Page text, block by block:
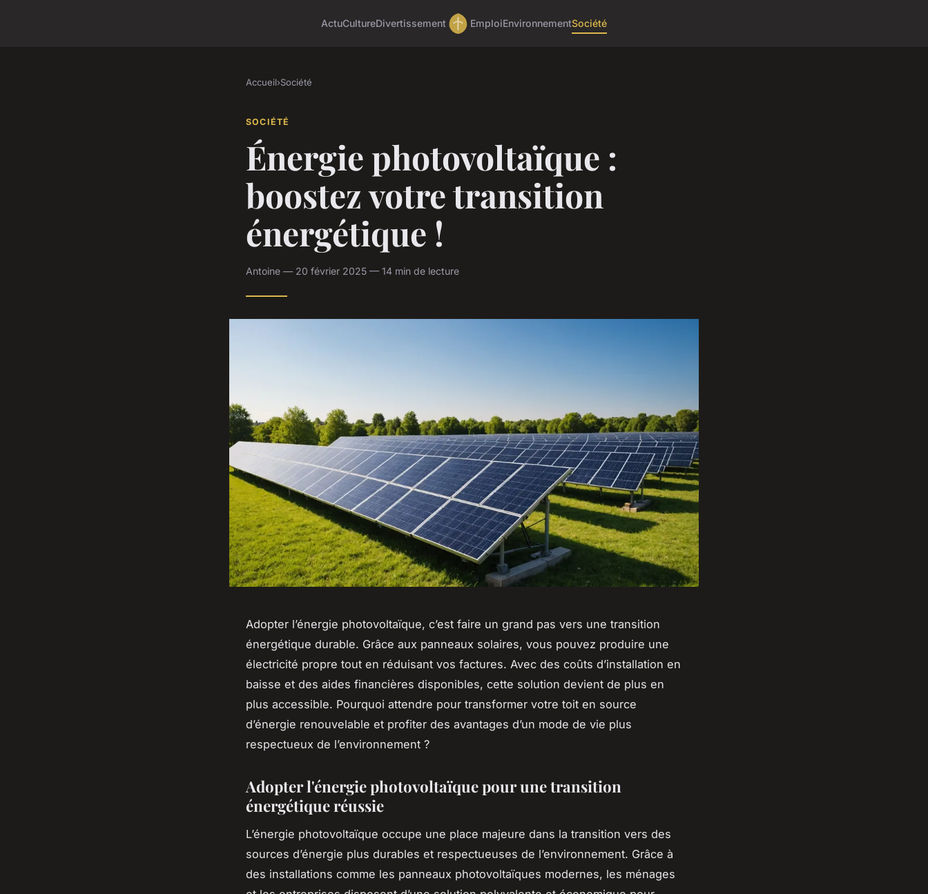
ActuCultureDivertissement EmploiEnvironnementSociété
Accueil›Société
SOCIÉTÉ
Énergie photovoltaïque :
boostez votre transition
énergétique !
Antoine — 20 février 2025 — 14 min de lecture
Adopter l’énergie photovoltaïque, c’est faire un grand pas vers une transition
énergétique durable. Grâce aux panneaux solaires, vous pouvez produire une
électricité propre tout en réduisant vos factures. Avec des coûts d’installation en
baisse et des aides financières disponibles, cette solution devient de plus en
plus accessible. Pourquoi attendre pour transformer votre toit en source
d’énergie renouvelable et profiter des avantages d’un mode de vie plus
respectueux de l’environnement ?
Adopter l'énergie photovoltaïque pour une transition
énergétique réussie
L’énergie photovoltaïque occupe une place majeure dans la transition vers des
sources d’énergie plus durables et respectueuses de l’environnement. Grâce à
des installations comme les panneaux photovoltaïques modernes, les ménages